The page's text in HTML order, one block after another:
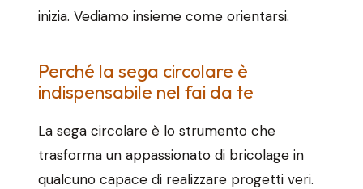
inizia. Vediamo insieme come orientarsi.
Perché la sega circolare è
indispensabile nel fai da te
La sega circolare è lo strumento che
trasforma un appassionato di bricolage in
qualcuno capace di realizzare progetti veri.